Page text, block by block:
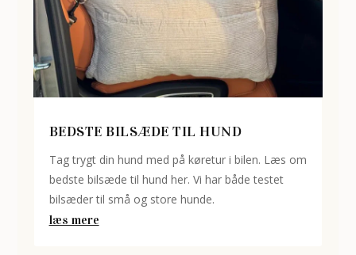
BEDSTE BILSÆDE TIL HUND
Tag trygt din hund med på køretur i bilen. Læs om
bedste bilsæde til hund her. Vi har både testet
bilsæder til små og store hunde.
læs mere